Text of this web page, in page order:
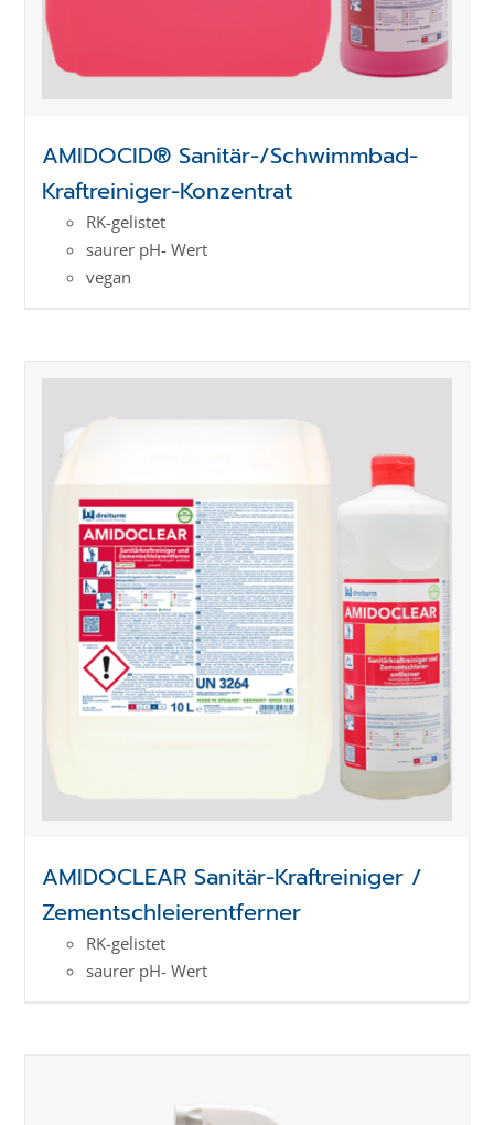
AMIDOCID® Sanitär-/Schwimmbad-
Kraftreiniger-Konzentrat
RK-gelistet
saurer pH- Wert
vegan
AMIDOCLEAR Sanitär-Kraftreiniger /
Zementschleierentferner
RK-gelistet
saurer pH- Wert